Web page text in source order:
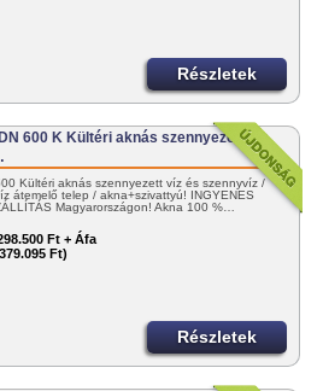
Részletek
600 K Kültéri aknás szennyezett víz
Kültéri aknás szennyezett víz és szennyvíz /
átemelő telep / akna+szivattyú! INGYENES
Magyarországon! Akna 100 %…
Ft + Áfa
Ft)
Részletek